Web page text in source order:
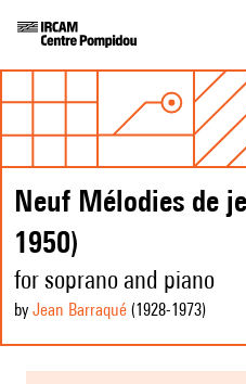
Neuf Mélodies de
1950)
for soprano and piano
by Jean Barraqué (1928-1973)